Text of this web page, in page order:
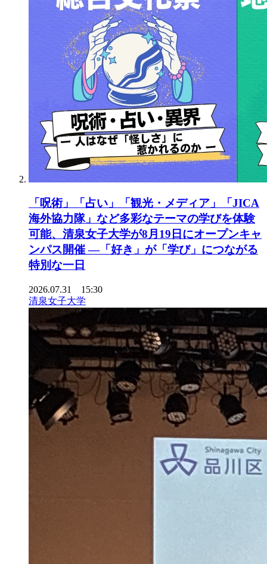
「呪術」「占い」「観光・メディア」「JICA
海外協力隊」など多彩なテーマの学びを体験
可能、清泉女子大学が8月19日にオープンキャ
ンパス開催 ―「好き」が「学び」につながる
特別な一日
2026.07.31 15:30
清泉女子大学